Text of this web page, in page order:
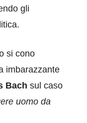
gli
si cono
imbarazzante
Bach sul caso
uomo da